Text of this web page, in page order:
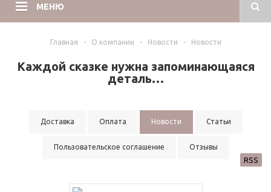
МЕНЮ
Главная - О компании - Новости - Новости
Каждой сказке нужна запоминающаяся
деталь…
Доставка Оплата Новости Статьи
Пользовательское соглашение Отзывы
RSS